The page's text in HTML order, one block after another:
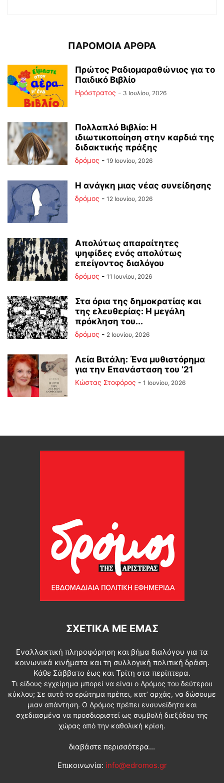
ΠΑΡΟΜΟΙΑ ΑΡΘΡΑ
Πρώτος Ραδιομαραθώνιος για το
Παιδικό Βιβλίο
Ηρόστρατος - 3 Ιουλίου, 2026
Πολλαπλό Βιβλίο: Η
ιδιωτικοποίηση στην καρδιά της
διδακτικής πράξης
δρόμος - 19 Ιουνίου, 2026
Η ανάγκη μιας νέας συνείδησης
δρόμος - 12 Ιουνίου, 2026
Απολύτως απαραίτητες
ψηφίδες ενός απολύτως
επείγοντος διαλόγου
δρόμος - 11 Ιουνίου, 2026
Στα όρια της δημοκρατίας και
της ελευθερίας: Η μεγάλη
πρόκληση του...
δρόμος - 2 Ιουνίου, 2026
Λεία Βιτάλη: Ένα μυθιστόρημα
για την Επανάσταση του ’21
Κώστας Στοφόρος - 1 Ιουνίου, 2026
ΣΧΕΤΙΚΆ ΜΕ ΕΜΆΣ
Εναλλακτική πληροφόρηση και βήμα διαλόγου για τα
κοινωνικά κινήματα και τη συλλογική πολιτική δράση.
Κάθε Σάββατο έως και Τρίτη στα περίπτερα.
Τι είδους εγχείρημα μπορεί να είναι ο Δρόμος του δεύτερου
κύκλου; Σε αυτό το ερώτημα πρέπει, κατ’ αρχάς, να δώσουμε
μιαν απάντηση. Ο Δρόμος πρέπει ενσυνείδητα και
σχεδιασμένα να προσδιοριστεί ως συμβολή διεξόδου της
χώρας από την καθολική κρίση.
διαβάστε περισσότερα...
Επικοινωνία: info@edromos.gr